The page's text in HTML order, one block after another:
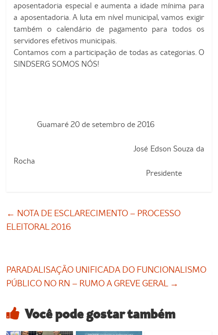
aposentadoria especial e aumenta a idade mínima para
a aposentadoria. A luta em nível municipal, vamos exigir
também o calendário de pagamento para todos os
servidores efetivos municipais.
Contamos com a participação de todas as categorias. O
SINDSERG SOMOS NÓS!
Guamaré 20 de setembro de 2016
José Edson Souza da
Rocha
Presidente
← NOTA DE ESCLARECIMENTO – PROCESSO
ELEITORAL 2016
PARADALISAÇÃO UNIFICADA DO FUNCIONALISMO
PÚBLICO NO RN – RUMO A GREVE GERAL →
Você pode gostar também